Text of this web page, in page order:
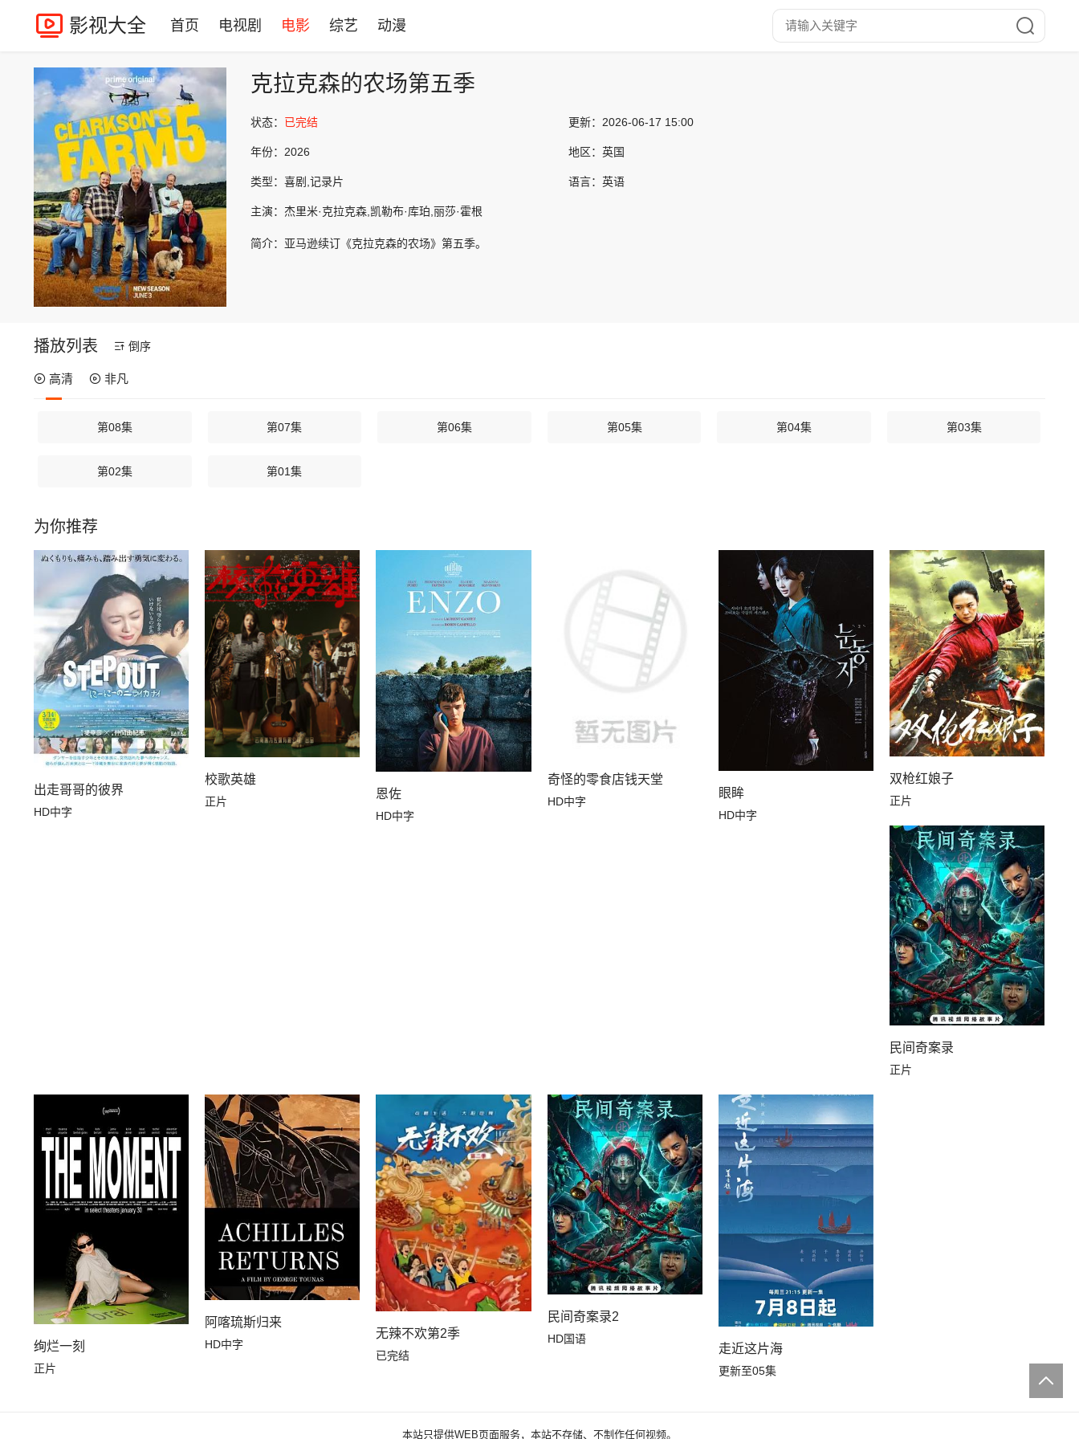
影视大全 首页 电视剧 电影 综艺 动漫
克拉克森的农场第五季
状态： 已完结 更新： 2026-06-17 15:00
年份： 2026 地区： 英国
类型： 喜剧,记录片 语言： 英语
主演： 杰里米·克拉克森,凯勒布·库珀,丽莎·霍根
简介： 亚马逊续订《克拉克森的农场》第五季。
播放列表 倒序
高清 非凡
第08集 第07集 第06集 第05集 第04集 第03集
第02集 第01集
为你推荐
出走哥哥的彼界
HD中字
校歌英雄
正片
恩佐
HD中字
奇怪的零食店钱天堂
HD中字
眼眸
HD中字
双枪红娘子
正片
民间奇案录
正片
绚烂一刻
正片
阿喀琉斯归来
HD中字
无辣不欢第2季
已完结
民间奇案录2
HD国语
走近这片海
更新至05集
本站只提供WEB页面服务，本站不存储、不制作任何视频。